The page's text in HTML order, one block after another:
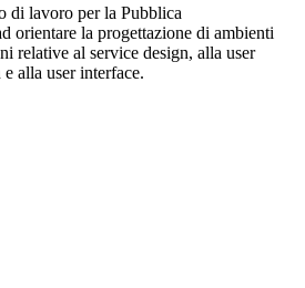
di lavoro per la Pubblica
orientare la progettazione di ambienti
relative al service design, alla user
alla user interface.